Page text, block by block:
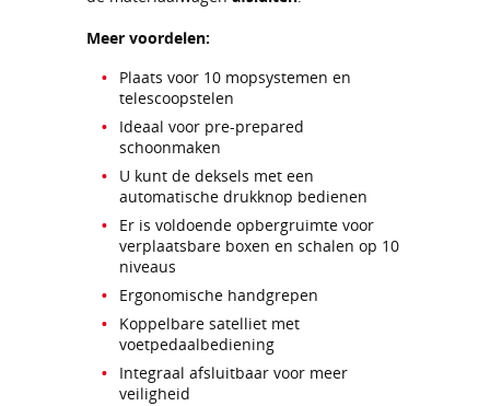
Meer voordelen:
Plaats voor 10 mopsystemen en
telescoopstelen
Ideaal voor pre-prepared
schoonmaken
U kunt de deksels met een
automatische drukknop bedienen
Er is voldoende opbergruimte voor
verplaatsbare boxen en schalen op 10
niveaus
Ergonomische handgrepen
Koppelbare satelliet met
voetpedaalbediening
Integraal afsluitbaar voor meer
veiligheid